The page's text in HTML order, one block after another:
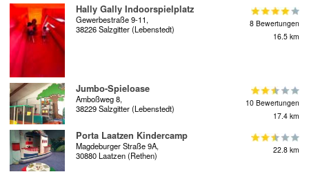
Hally Gally Indoorspielplatz
Gewerbestraße 9-11,
38226 Salzgitter (Lebenstedt)
8 Bewertungen
16.5 km
Jumbo-Spieloase
Amboßweg 8,
38229 Salzgitter (Lebenstedt)
10 Bewertungen
17.4 km
Porta Laatzen Kindercamp
Magdeburger Straße 9A,
30880 Laatzen (Rethen)
22.8 km